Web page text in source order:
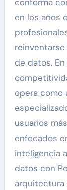
en los años
de datos.
opera como
usuarios
enfocados
inteligencia
datos con
arquitectura